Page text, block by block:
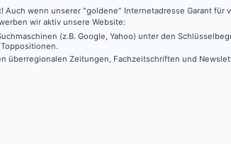
Auch wenn unserer "goldene" Internetadresse Garant für
wir aktiv unsere Website:
(z.B. Google, Yahoo) unter den
überregionalen Zeitungen, Fachzeitschriften und